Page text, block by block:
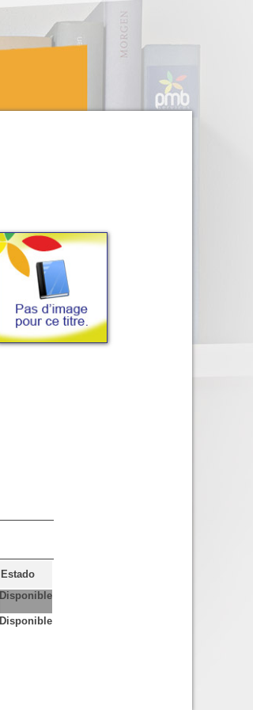
Estado
Disponible
Disponible